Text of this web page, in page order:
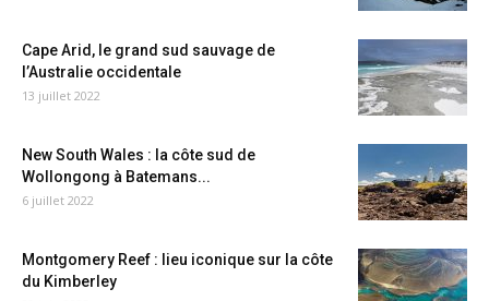
Cape Arid, le grand sud sauvage de
l’Australie occidentale
13 juillet 2022
New South Wales : la côte sud de
Wollongong à Batemans...
6 juillet 2022
Montgomery Reef : lieu iconique sur la côte
du Kimberley